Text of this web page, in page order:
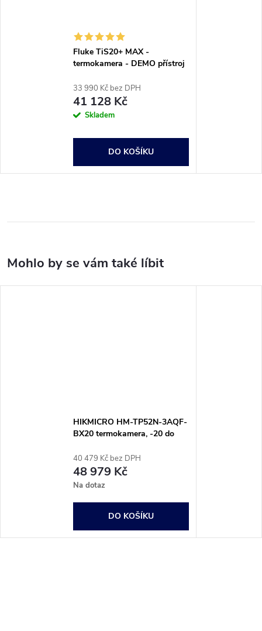
Fluke TiS20+ MAX -
termokamera - DEMO přístroj
33 990 Kč bez DPH
41 128 Kč
Skladem
DO KOŠÍKU
HIKMICRO HM-TP52N-3AQF-
BX20 termokamera, -20 do
3AQF-BX20
40 479 Kč bez DPH
48 979 Kč
Na dotaz
DO KOŠÍKU